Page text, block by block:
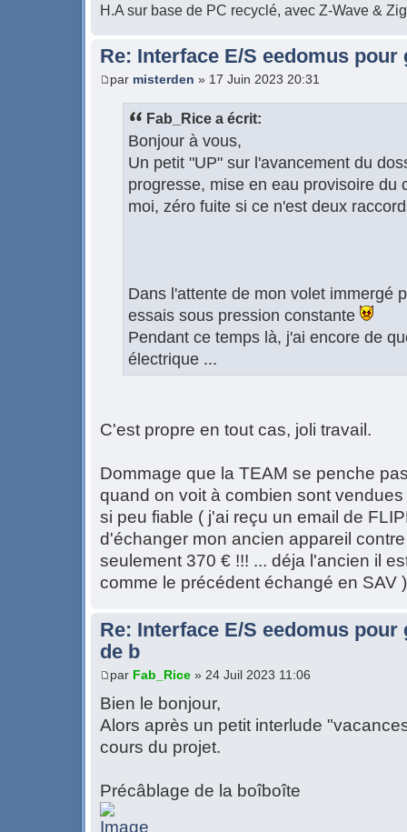
H.A sur base de PC recyclé, avec Z-Wave &
Re: Interface E/S eedomus
par misterden » 17 Juin 2023 20:31
Fab_Rice a écrit:
Bonjour à vous,
Un petit "UP" sur l'avancement du
progresse, mise en eau provisoire du
moi, zéro fuite si ce n'est deux
Dans l'attente de mon volet immergé
essais sous pression constante
Pendant ce temps là, j'ai encore de
électrique ...
C'est propre en tout cas, joli travail.
Dommage que la TEAM se penche
quand on voit à combien sont
si peu fiable ( j'ai reçu un email de
d'échanger mon ancien appareil
seulement 370 € !!! ... déja l'ancien il
comme le précédent échangé en SAV
Re: Interface E/S eedomus
de b
par Fab_Rice » 24 Juil 2023 11:06
Bien le bonjour,
Alors après un petit interlude
cours du projet.
Précâblage de la boîboîte